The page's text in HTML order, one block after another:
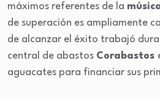
máximos referentes de la
de superación es ampliamente
de alcanzar el éxito trabajó
central de abastos Corabastos
aguacates para financiar sus